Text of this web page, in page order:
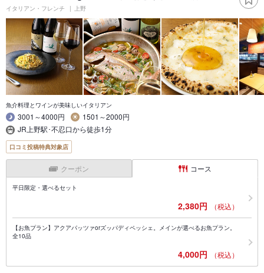
イタリアン・フレンチ 上野
魚介料理とワインが美味しいイタリアン
3001～4000円
1501～2000円
JR上野駅･不忍口から徒歩1分
口コミ投稿特典対象店
クーポン コース
平日限定・選べるセット
2,380円 （税込）
【お魚プラン】アクアパッツァorズッパディペッシェ。メインが選べるお魚プラン。
全10品
4,000円 （税込）